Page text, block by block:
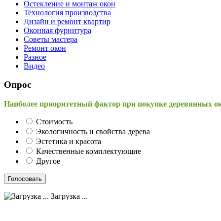
Остекление и монтаж окон
Технология производства
Дизайн и ремонт квартир
Оконная фурнитура
Советы мастера
Ремонт окон
Разное
Видео
Опрос
Наиболее приоритетный фактор при покупке деревянных
Стоимость
Экологичность и свойства дерева
Эстетика и красота
Качественные комплектующие
Другое
Загрузка ...